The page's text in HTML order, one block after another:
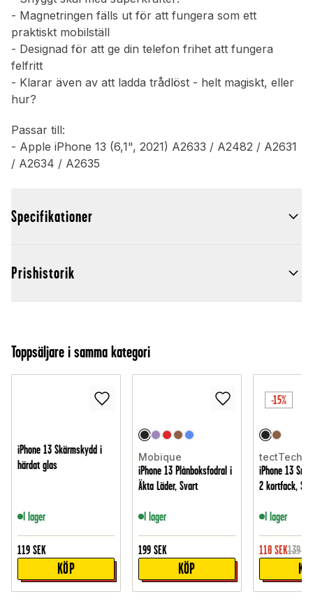
- Magnetringen fälls ut för att fungera som ett
praktiskt mobilställ
- Designad för att ge din telefon frihet att fungera
felfritt
- Klarar även av att ladda trådlöst - helt magiskt, eller
hur?
Passar till:
- Apple iPhone 13 (6,1", 2021) A2633 / A2482 / A2631
/ A2634 / A2635
Specifikationer
Prishistorik
Toppsäljare i samma kategori
iPhone 13 Skärmskydd i
härdat glas
I lager
119 SEK
KÖP
Mobique
iPhone 13 Plånboksfodral i
Äkta Läder, Svart
I lager
199 SEK
KÖP
-15%
tectTech
iPhone 13
2 kortfack,
I lager
118 SEK139